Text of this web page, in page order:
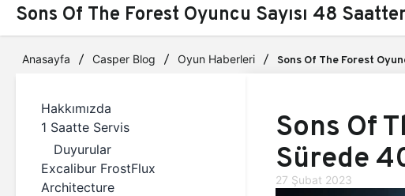
Sons Of The Forest Oyuncu Sayısı 48
Anasayfa Casper Blog Oyun Haberleri Sons Of The Forest
Hakkımızda
1 Saatte Servis
Duyurular
Excalibur FrostFlux
Architecture
Sons Of
Sürede
27 Şubat 2023